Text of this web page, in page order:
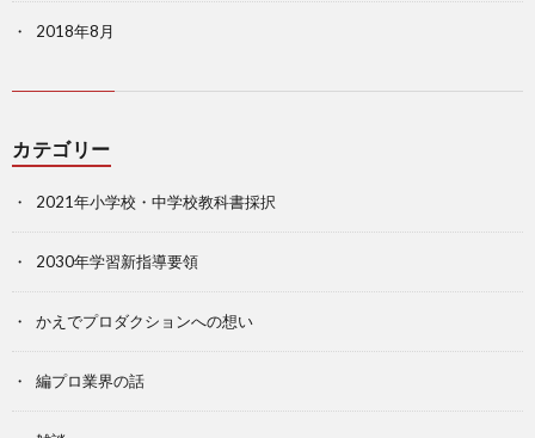
2018年8月
カテゴリー
2021年小学校・中学校教科書採択
2030年学習新指導要領
かえでプロダクションへの想い
編プロ業界の話